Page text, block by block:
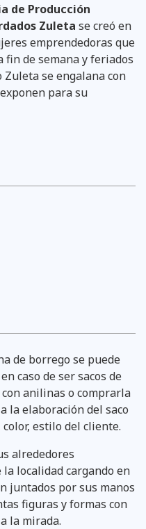
de Producción
Zuleta se creó en
emprendedoras que
fin de semana y feriados
se engalana con
para su
de borrego se puede
caso de ser sacos de
anilinas o comprarla
la elaboración del saco
estilo del cliente.
alrededores
localidad cargando en
juntados por sus manos
figuras y formas con
la mirada.